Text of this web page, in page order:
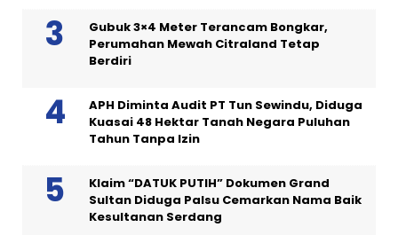
Gubuk 3×4 Meter Terancam Bongkar,
Perumahan Mewah Citraland Tetap
Berdiri
APH Diminta Audit PT Tun Sewindu, Diduga
Kuasai 48 Hektar Tanah Negara Puluhan
Tahun Tanpa Izin
Klaim “DATUK PUTIH” Dokumen Grand
Sultan Diduga Palsu Cemarkan Nama Baik
Kesultanan Serdang